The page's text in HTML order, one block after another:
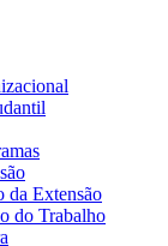
da Extensão
do Trabalho